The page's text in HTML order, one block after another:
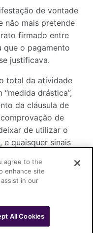
de vontade
não mais pretende
firmado entre
que o pagamento
justificava.
total da atividade
drástica”,
da cláusula de
de
de utilizar o
e quaisquer sinais
© 2026
agree to the
enhance site
in our
All Cookies